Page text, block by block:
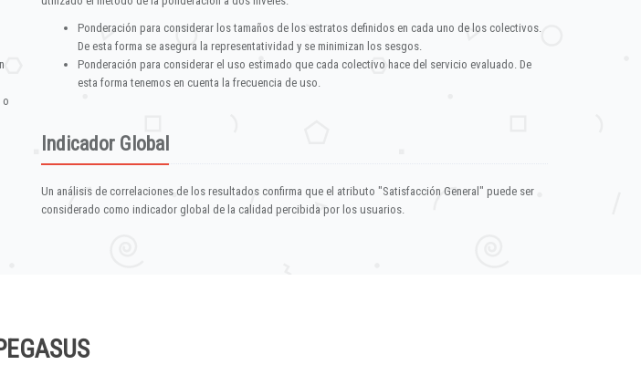
o
Ponderación para considerar los tamaños de los estratos definidos en cada uno de los colectivos.
De esta forma se asegura la representatividad y se minimizan los sesgos.
Ponderación para considerar el uso estimado que cada colectivo hace del servicio evaluado. De
esta forma tenemos en cuenta la frecuencia de uso.
Indicador Global
Un análisis de correlaciones de los resultados confirma que el atributo "Satisfacción General" puede ser
considerado como indicador global de la calidad percibida por los usuarios.